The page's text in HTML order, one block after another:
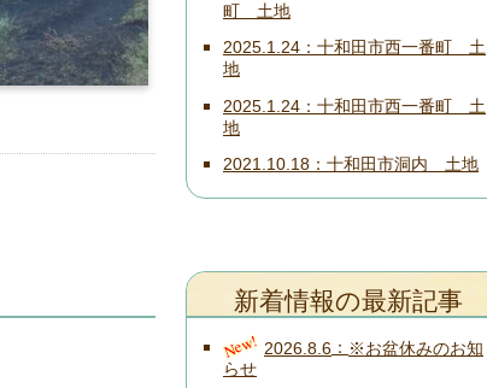
町 土地
2025.1.24
十和田市西一番町 土
地
2025.1.24
十和田市西一番町 土
地
2021.10.18
十和田市洞内 土地
新着情報の最新記事
New! 2026.8.6
※お盆休みのお知
らせ